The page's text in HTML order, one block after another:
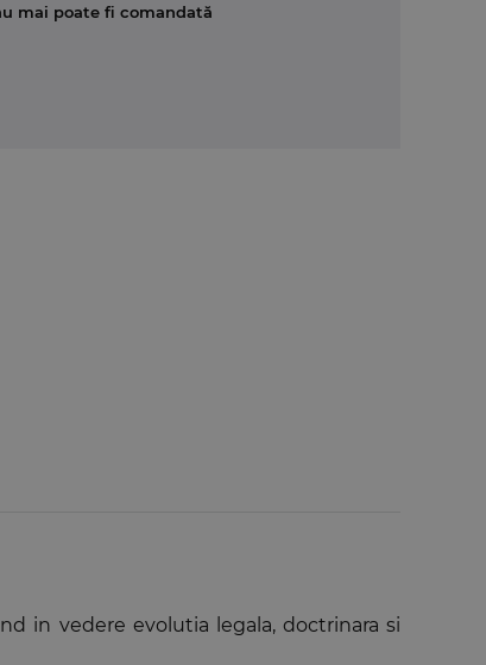
mai poate fi comandată
in vedere evolutia legala, doctrinara si